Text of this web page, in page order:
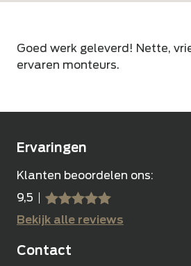
Goed werk geleverd! Nette,
ervaren monteurs.
Ervaringen
Klanten beoordelen ons:
9,5
sssss
SSSSS
Bekijk alle reviews
Contact